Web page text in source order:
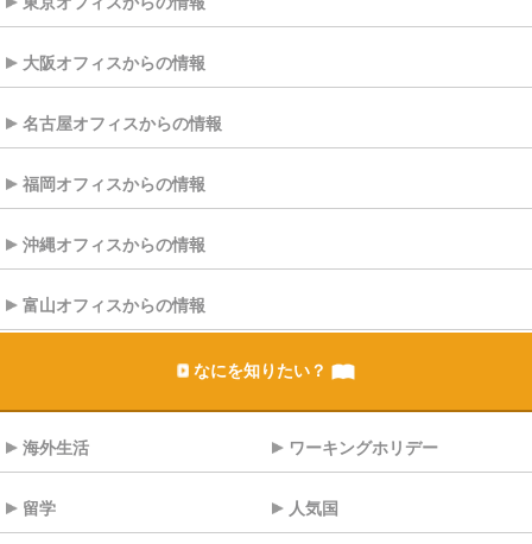
大阪オフィスからの情報
名古屋オフィスからの情報
福岡オフィスからの情報
沖縄オフィスからの情報
富山オフィスからの情報
なにを知りたい？
海外生活 ワーキングホリデー
留学 人気国